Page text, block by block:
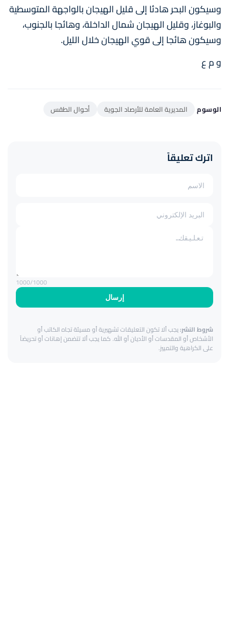
وسيكون البحر هادئا إلى قليل الهيجان بالواجهة المتوسطية
والبوغاز، وقليل الهيجان شمال الداخلة، وهائجا بالجنوب،
وسيكون هائجا إلى قوي الهيجان خلال الليل.
و م ع
الوسوم المديرية العامة للأرصاد الجوية أحوال الطقس
اترك تعليقاً
إرسال
1000/1000
شروط النشر:يجب ألا تكون التعليقات تشهيرية أو مسيئة تجاه الكاتب أو
الأشخاص أو المقدسات أو الأديان أو الله. كما يجب ألا تتضمن إهانات أو تحريضاً
على الكراهية والتمييز.